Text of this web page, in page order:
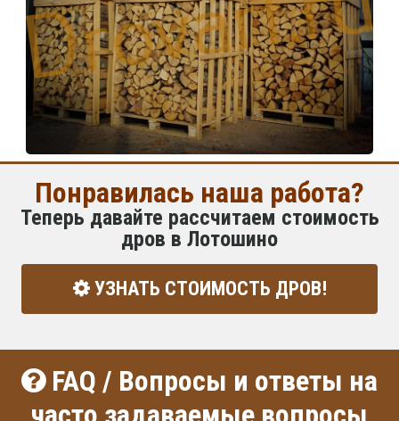
Понравилась наша работа?
Теперь давайте рассчитаем стоимость
дров в Лотошино
УЗНАТЬ СТОИМОСТЬ ДРОВ!
FAQ / Вопросы и ответы на